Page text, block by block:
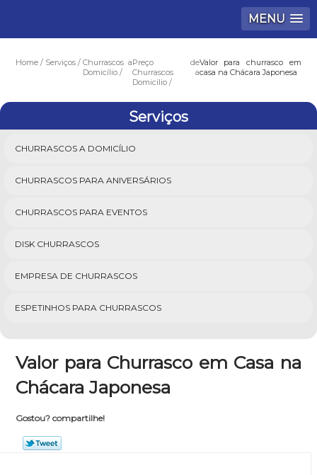
MENU
Home Serviços
Churrascos a
Domicílio
Preço de
Churrascos a
Domicílio
Valor para churrasco em
casa na Chácara Japonesa
Serviços
CHURRASCOS A DOMICÍLIO
CHURRASCOS PARA ANIVERSÁRIOS
CHURRASCOS PARA EVENTOS
DISK CHURRASCOS
EMPRESA DE CHURRASCOS
ESPETINHOS PARA CHURRASCOS
Valor para Churrasco em Casa na
Chácara Japonesa
Gostou? compartilhe!